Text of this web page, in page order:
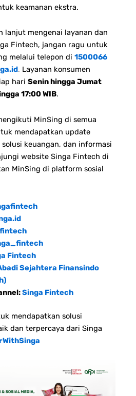
keamanan ekstra.
lanjut mengenai layanan dan
Fintech, jangan ragu untuk
melalui telepon di 1500066
. Layanan konsumen
hari Senin hingga Jumat
17:00 WIB.
MinSing di semua
mendapatkan update
keuangan, dan informasi
website Singa Fintech di
MinSing di platform sosial
Fintech
Sejahtera Finansindo
Singa Fintech
mendapatkan solusi
dan terpercaya dari Singa